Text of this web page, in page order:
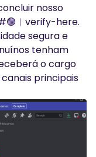
nosso
here.
segura e
tenham
o cargo
principais